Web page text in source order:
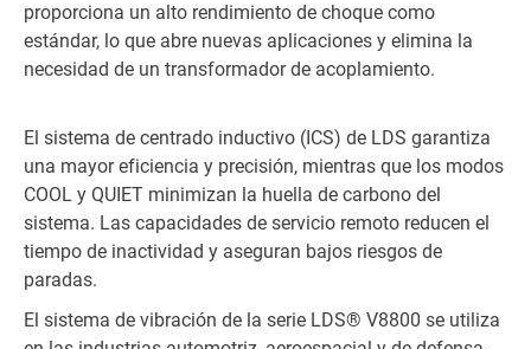
proporciona un alto rendimiento de choque como
estándar, lo que abre nuevas aplicaciones y elimina la
necesidad de un transformador de acoplamiento.
El sistema de centrado inductivo (ICS) de LDS garantiza
una mayor eficiencia y precisión, mientras que los modos
COOL y QUIET minimizan la huella de carbono del
sistema. Las capacidades de servicio remoto reducen el
tiempo de inactividad y aseguran bajos riesgos de
paradas.
El sistema de vibración de la serie LDS® V8800 se utiliza